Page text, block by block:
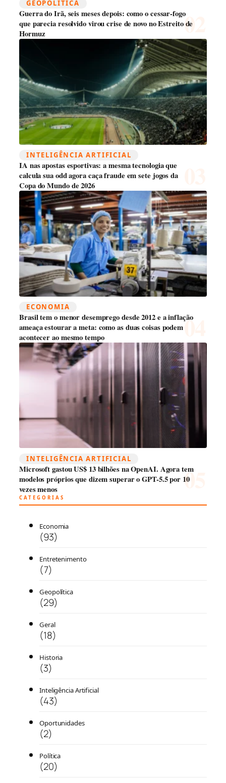
GEOPOLÍTICA
Guerra do Irã, seis meses depois: como o cessar-fogo
que parecia resolvido virou crise de novo no Estreito de
Hormuz
INTELIGÊNCIA ARTIFICIAL
IA nas apostas esportivas: a mesma tecnologia que
calcula sua odd agora caça fraude em sete jogos da
Copa do Mundo de 2026
ECONOMIA
Brasil tem o menor desemprego desde 2012 e a inflação
ameaça estourar a meta: como as duas coisas podem
acontecer ao mesmo tempo
INTELIGÊNCIA ARTIFICIAL
Microsoft gastou US$ 13 bilhões na OpenAI. Agora tem
modelos próprios que dizem superar o GPT-5.5 por 10
vezes menos
CATEGORIAS
Economia
(93)
Entretenimento
(7)
Geopolítica
(29)
Geral
(18)
Historia
(3)
Inteligência Artificial
(43)
Oportunidades
(2)
Política
(20)